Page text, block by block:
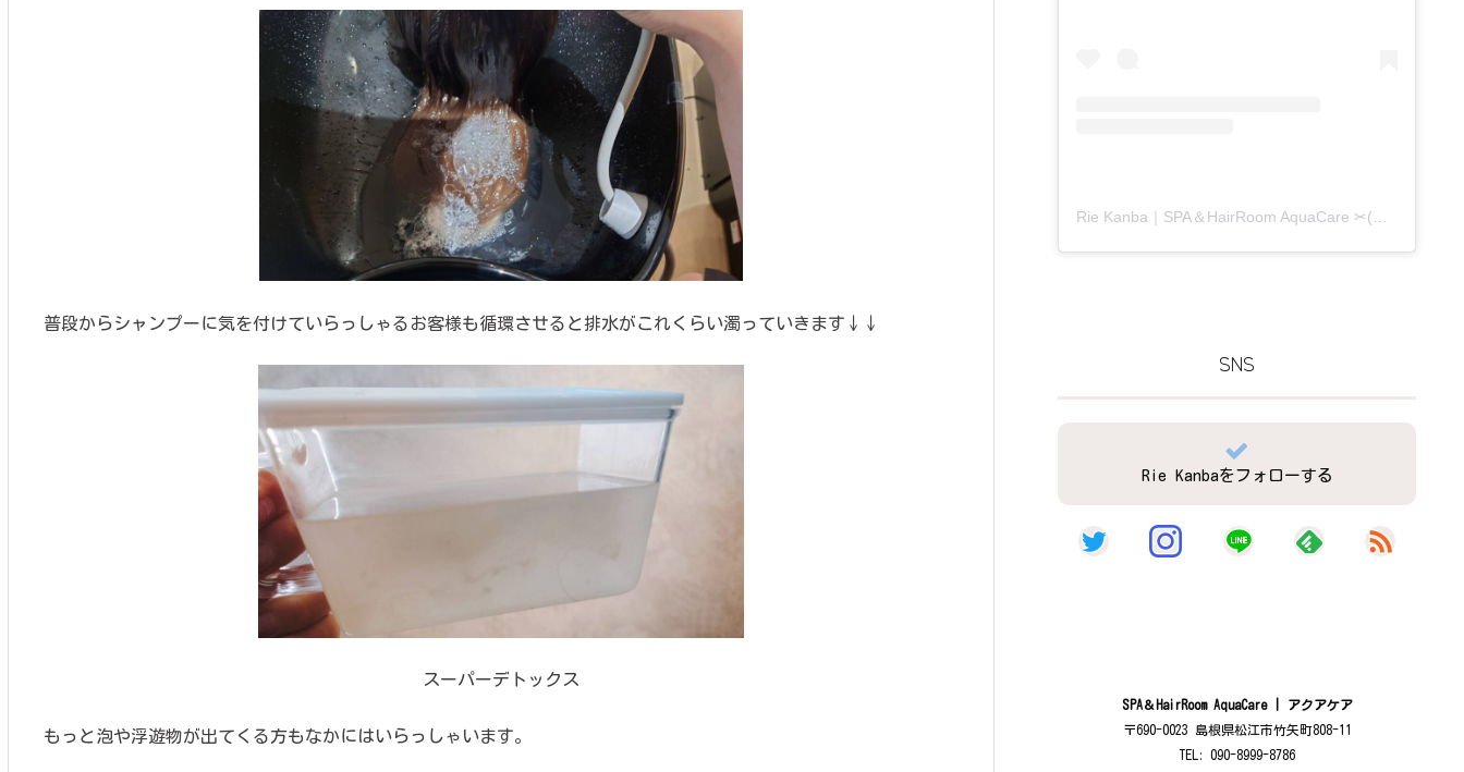
普段からシャンプーに気を付けていらっしゃるお客様も循環させると排水がこれくらい濁っていきます↓↓
スーパーデトックス
もっと泡や浮遊物が出てくる方もなかにはいらっしゃいます。
SNS
Rie Kanbaをフォローする
SPA＆HairRoom AquaCare | アクアケア
〒690-0023 島根県松江市竹矢町808-11
TEL: 090-8999-8786